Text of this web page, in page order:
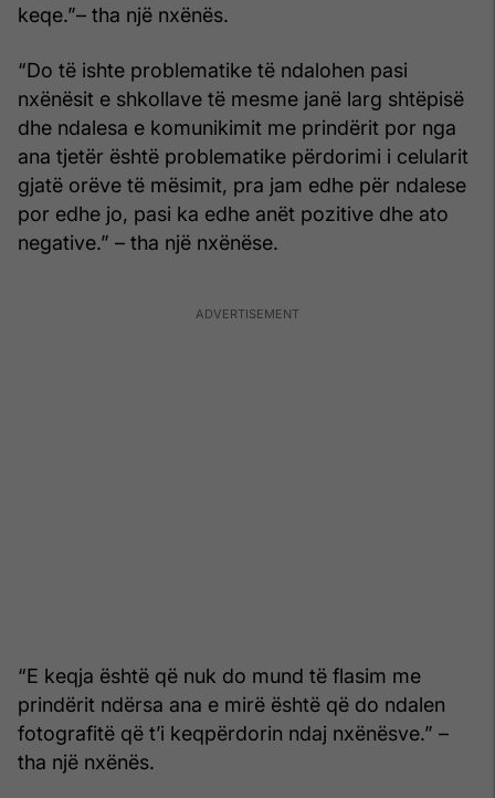
keqe.”– tha një nxënës.
“Do të ishte problematike të ndalohen pasi
nxënësit e shkollave të mesme janë larg shtëpisë
dhe ndalesa e komunikimit me prindërit por nga
ana tjetër është problematike përdorimi i celularit
gjatë orëve të mësimit, pra jam edhe për ndalese
por edhe jo, pasi ka edhe anët pozitive dhe ato
negative.” – tha një nxënëse.
“E keqja është që nuk do mund të flasim me
prindërit ndërsa ana e mirë është që do ndalen
fotografitë që t’i keqpërdorin ndaj nxënësve.” –
tha një nxënës.